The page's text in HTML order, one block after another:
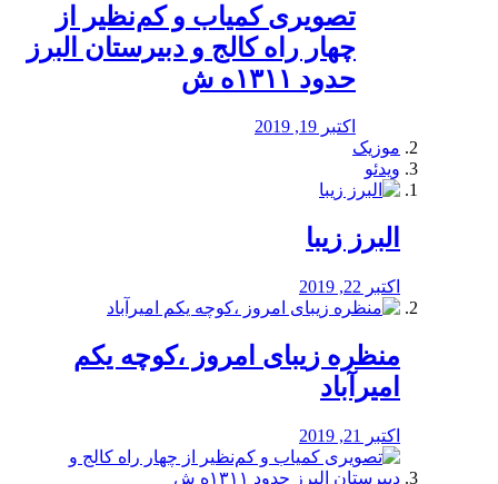
️تصویری کمیاب و کم‌نظیر از
چهار راه كالج و دبيرستان البرز
حدود ۱۳۱۱ه ش
اکتبر 19, 2019
موزیک
ویدئو
البرز زیبا
اکتبر 22, 2019
منظره‌‌ زیبای امروز ،کوچه یکم
امیرآباد
اکتبر 21, 2019